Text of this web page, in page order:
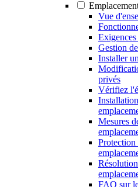
Vue
Gestion
Installer
privés
Vérifiez
Mesures
Protection
FAQ sur